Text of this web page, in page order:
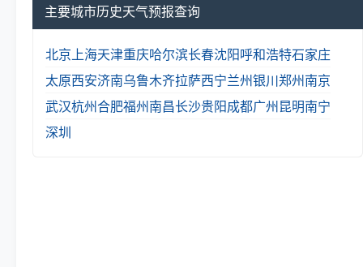
主要城市历史天气预报查询
北京 上海天津重庆哈尔滨长春沈阳呼和浩特石家庄
太原西安济南乌鲁木齐拉萨西宁兰州银川郑州南京
武汉杭州合肥福州南昌长沙贵阳成都广州昆明南宁
深圳